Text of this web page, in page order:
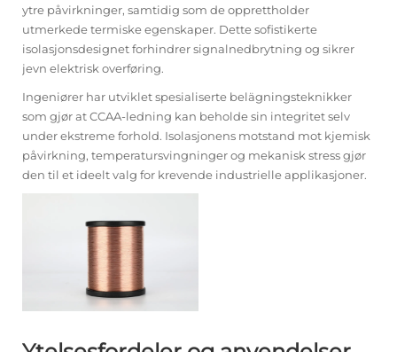
ytre påvirkninger, samtidig som de opprettholder
utmerkede termiske egenskaper. Dette sofistikerte
isolasjonsdesignet forhindrer signalnedbrytning og sikrer
jevn elektrisk overføring.
Ingeniører har utviklet spesialiserte belägningsteknikker
som gjør at CCAA-ledning kan beholde sin integritet selv
under ekstreme forhold. Isolasjonens motstand mot kjemisk
påvirkning, temperatursvingninger og mekanisk stress gjør
den til et ideelt valg for krevende industrielle applikasjoner.